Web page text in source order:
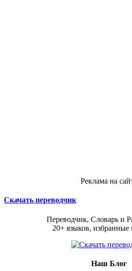
Реклама на
Скачать переводчик
Переводчик, Словарь и
20+ языков, избранные
Наш Блог